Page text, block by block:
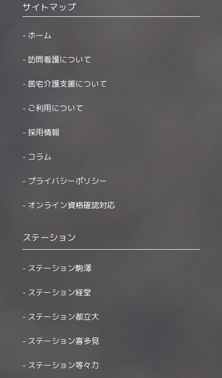
サイトマップ
ホーム
訪問看護について
居宅介護支援について
ご利用について
採用情報
コラム
プライバシーポリシー
オンライン資格確認対応
ステーション
ステーション駒澤
ステーション経堂
ステーション都立大
ステーション喜多見
ステーション等々力